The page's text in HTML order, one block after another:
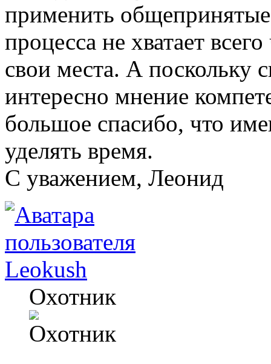
применить
процесса не хватает
свои места. А поскольку
интересно мнение
большое спасибо, что
уделять время.
C уважением, Леонид
Leokush
Охотник